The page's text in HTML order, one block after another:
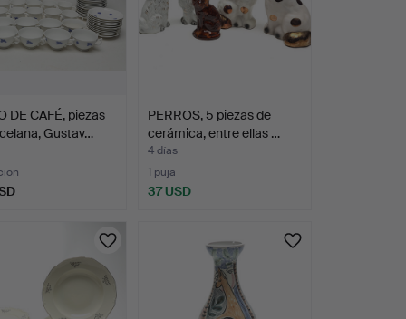
DE CAFÉ, piezas
Gustav…
PERROS, 5 piezas de
cerámica, entre ellas …
4 días
1 puja
37 USD